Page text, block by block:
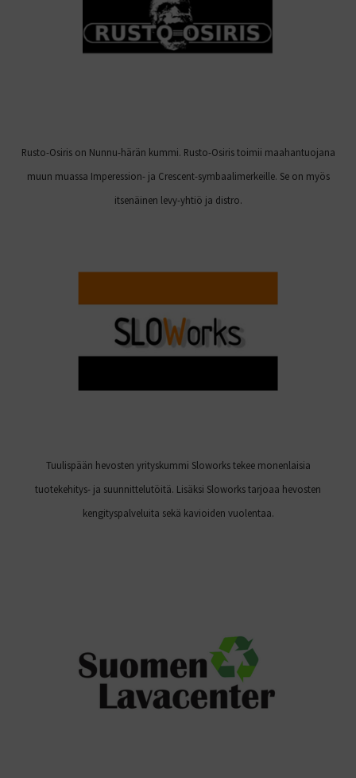
Rusto-Osiris on Nunnu-härän kummi. Rusto-Osiris toimii maahantuojana
muun muassa Imperession- ja Crescent-symbaalimerkeille. Se on myös
itsenäinen levy-yhtiö ja distro.
Tuulispään hevosten yrityskummi Sloworks tekee monenlaisia
tuotekehitys- ja suunnittelutöitä. Lisäksi Sloworks tarjoaa hevosten
kengityspalveluita sekä kavioiden vuolentaa.